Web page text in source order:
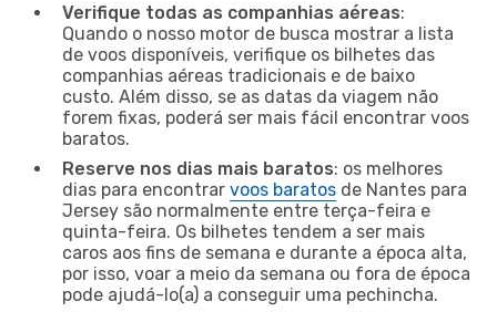
Verifique todas as companhias aéreas:
Quando o nosso motor de busca mostrar a lista
de voos disponíveis, verifique os bilhetes das
companhias aéreas tradicionais e de baixo
custo. Além disso, se as datas da viagem não
forem fixas, poderá ser mais fácil encontrar voos
baratos.
Reserve nos dias mais baratos: os melhores
dias para encontrar voos baratos de Nantes para
Jersey são normalmente entre terça-feira e
quinta-feira. Os bilhetes tendem a ser mais
caros aos fins de semana e durante a época alta,
por isso, voar a meio da semana ou fora de época
pode ajudá-lo(a) a conseguir uma pechincha.